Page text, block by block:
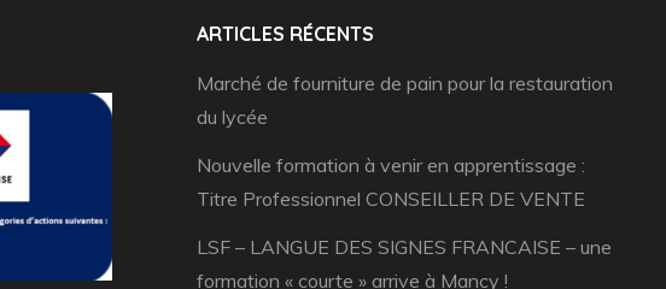
ARTICLES RÉCENTS
Marché de fourniture de pain pour la restauration
du lycée
Nouvelle formation à venir en apprentissage :
Titre Professionnel CONSEILLER DE VENTE
LSF – LANGUE DES SIGNES FRANCAISE – une
formation « courte » arrive à Mancy !